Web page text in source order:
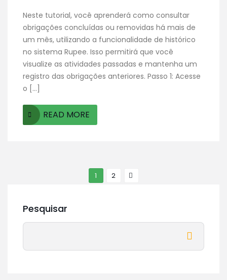
Neste tutorial, você aprenderá como consultar
obrigações concluídas ou removidas há mais de
um mês, utilizando a funcionalidade de histórico
no sistema Rupee. Isso permitirá que você
visualize as atividades passadas e mantenha um
registro das obrigações anteriores. Passo 1: Acesse
o […]
READ MORE
1 2
Pesquisar